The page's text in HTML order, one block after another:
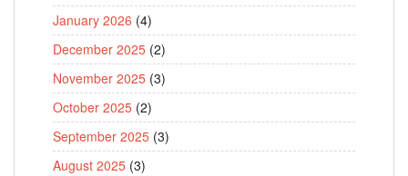
January 2026 (4)
December 2025 (2)
November 2025 (3)
October 2025 (2)
September 2025 (3)
August 2025 (3)